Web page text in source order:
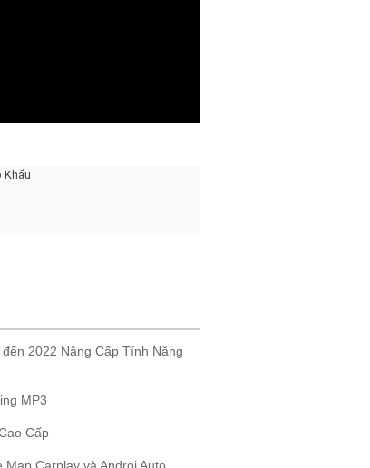
Khẩu
2022 Nâng Cấp Tính Năng
MP3
Cấp